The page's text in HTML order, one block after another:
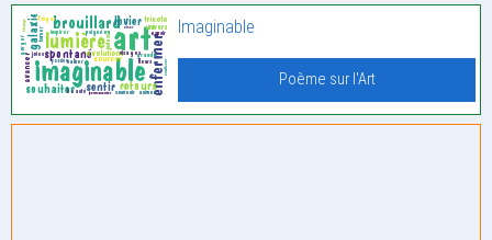
Imaginable
Poème sur l'Art